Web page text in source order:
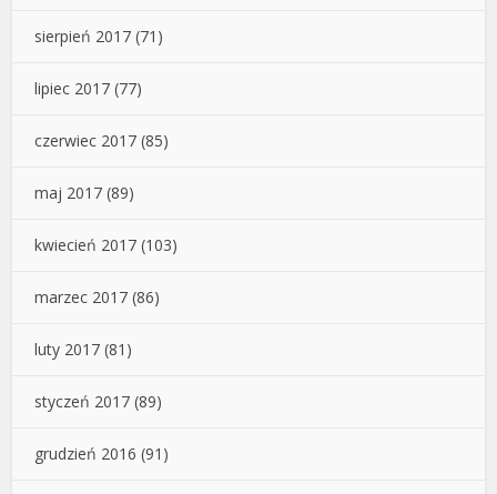
sierpień 2017 (71)
lipiec 2017 (77)
czerwiec 2017 (85)
maj 2017 (89)
kwiecień 2017 (103)
marzec 2017 (86)
luty 2017 (81)
styczeń 2017 (89)
grudzień 2016 (91)